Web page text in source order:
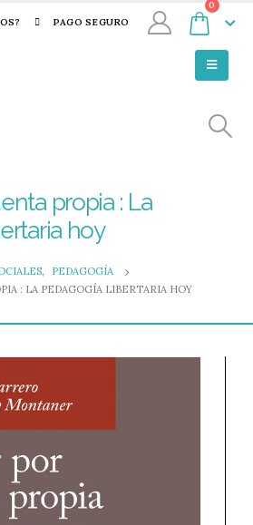
PAGO SEGURO
0
propia : La
hoy
,
PEDAGOGÍA
: LA PEDAGOGÍA LIBERTARIA HOY